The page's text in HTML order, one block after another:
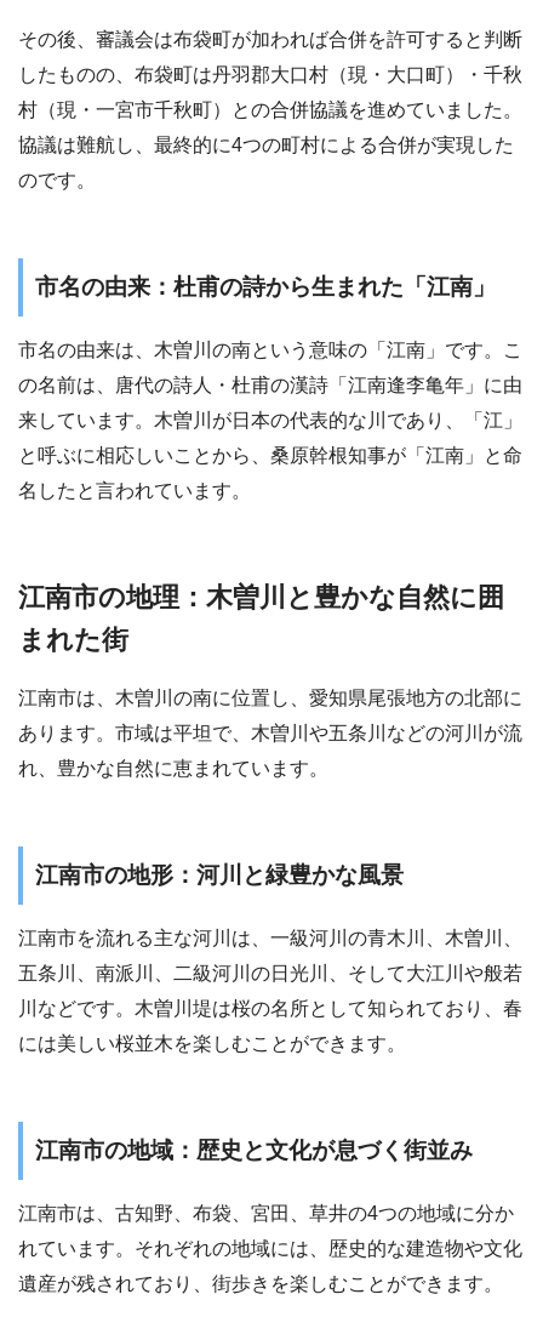
その後、審議会は布袋町が加われば合併を許可すると判断
したものの、布袋町は丹羽郡大口村（現・大口町）・千秋
村（現・一宮市千秋町）との合併協議を進めていました。
協議は難航し、最終的に4つの町村による合併が実現した
のです。
市名の由来：杜甫の詩から生まれた「江南」
市名の由来は、木曽川の南という意味の「江南」です。こ
の名前は、唐代の詩人・杜甫の漢詩「江南逢李亀年」に由
来しています。木曽川が日本の代表的な川であり、「江」
と呼ぶに相応しいことから、桑原幹根知事が「江南」と命
名したと言われています。
江南市の地理：木曽川と豊かな自然に囲
まれた街
江南市は、木曽川の南に位置し、愛知県尾張地方の北部に
あります。市域は平坦で、木曽川や五条川などの河川が流
れ、豊かな自然に恵まれています。
江南市の地形：河川と緑豊かな風景
江南市を流れる主な河川は、一級河川の青木川、木曽川、
五条川、南派川、二級河川の日光川、そして大江川や般若
川などです。木曽川堤は桜の名所として知られており、春
には美しい桜並木を楽しむことができます。
江南市の地域：歴史と文化が息づく街並み
江南市は、古知野、布袋、宮田、草井の4つの地域に分か
れています。それぞれの地域には、歴史的な建造物や文化
遺産が残されており、街歩きを楽しむことができます。